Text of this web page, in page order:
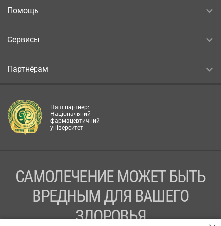
Помощь
Сервисы
Партнёрам
Наш партнер:
Національний
фармацевтичний
університет
САМОЛЕЧЕНИЕ МОЖЕТ БЫТЬ
ВРЕДНЫМ ДЛЯ ВАШЕГО
ЗДОРОВЬЯ